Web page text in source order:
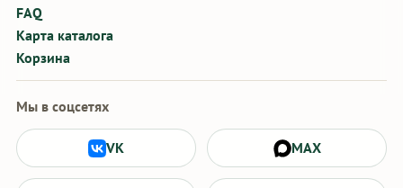
FAQ
Карта каталога
Корзина
Мы в соцсетях
VK MAX